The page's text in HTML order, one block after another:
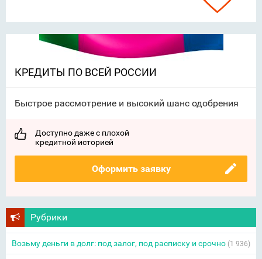
КРЕДИТЫ ПО ВСЕЙ РОССИИ
Быстрое рассмотрение и высокий шанс одобрения
Доступно даже с плохой
кредитной историей
Оформить заявку
Рубрики
Возьму деньги в долг: под залог, под расписку и срочно (1 936)